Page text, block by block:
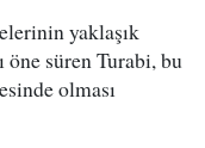
yaklaşık
öne süren Turabi, bu
olması